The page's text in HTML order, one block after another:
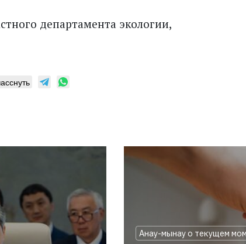
департамента экологии,
Анау-мынау о текущем